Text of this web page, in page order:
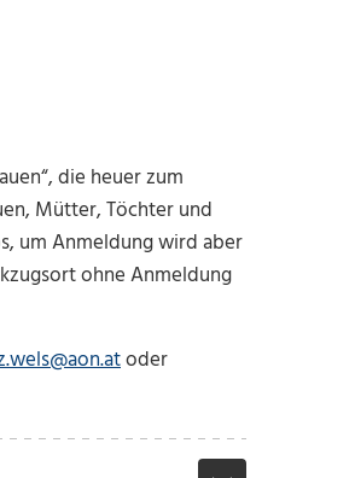
die heuer zum
Mütter, Töchter und
um Anmeldung wird aber
ohne Anmeldung
oder